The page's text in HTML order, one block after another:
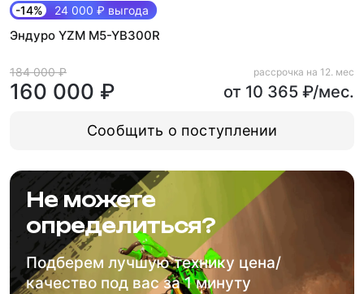
-14% 24 000 ₽ выгода
Эндуро YZM M5-YB300R
184 000 ₽
160 000 ₽
рассрочка на 12. мес
от 10 365 ₽/мес.
Сообщить о поступлении
Не можете
определиться?
Подберем лучшую технику цена/
качество под вас за 1 минуту